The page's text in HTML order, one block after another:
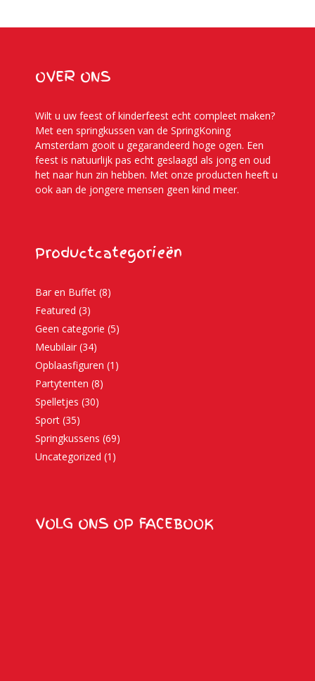
OVER ONS
Wilt u uw feest of kinderfeest echt compleet maken?
Met een springkussen van de SpringKoning
Amsterdam gooit u gegarandeerd hoge ogen. Een
feest is natuurlijk pas echt geslaagd als jong en oud
het naar hun zin hebben. Met onze producten heeft u
ook aan de jongere mensen geen kind meer.
Productcategorieën
Bar en Buffet (8)
Featured (3)
Geen categorie (5)
Meubilair (34)
Opblaasfiguren (1)
Partytenten (8)
Spelletjes (30)
Sport (35)
Springkussens (69)
Uncategorized (1)
VOLG ONS OP FACEBOOK